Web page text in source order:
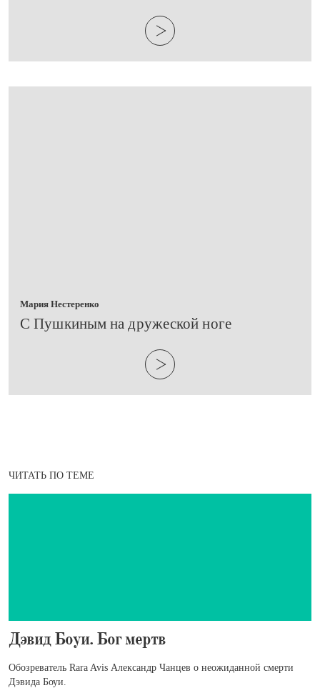
Мария Нестеренко
​С Пушкиным на дружеской ноге
ЧИТАТЬ ПО ТЕМЕ
Дэвид Боуи. Бог мертв
Обозреватель Rara Avis Александр Чанцев о неожиданной смерти
Дэвида Боуи.